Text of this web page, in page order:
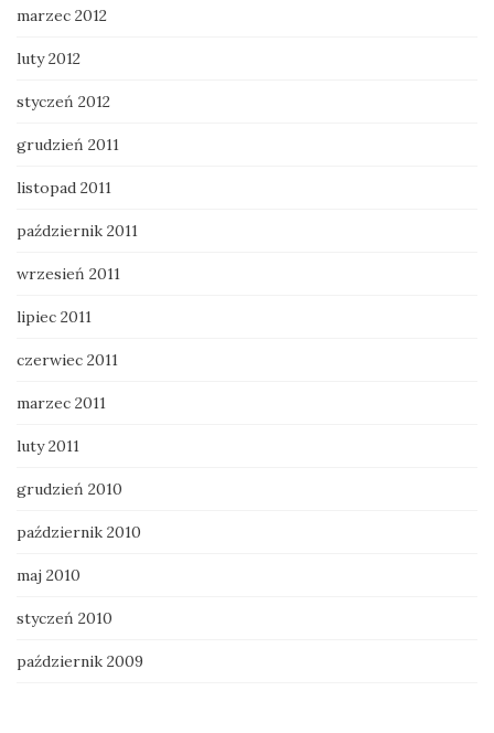
marzec 2012
luty 2012
styczeń 2012
grudzień 2011
listopad 2011
październik 2011
wrzesień 2011
lipiec 2011
czerwiec 2011
marzec 2011
luty 2011
grudzień 2010
październik 2010
maj 2010
styczeń 2010
październik 2009